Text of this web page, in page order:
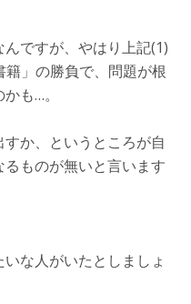
ですが、やはり上記(1)
」の勝負で、問題が根
も…。
か、というところが自
ものが無いと言います
いな人がいたとしましょ